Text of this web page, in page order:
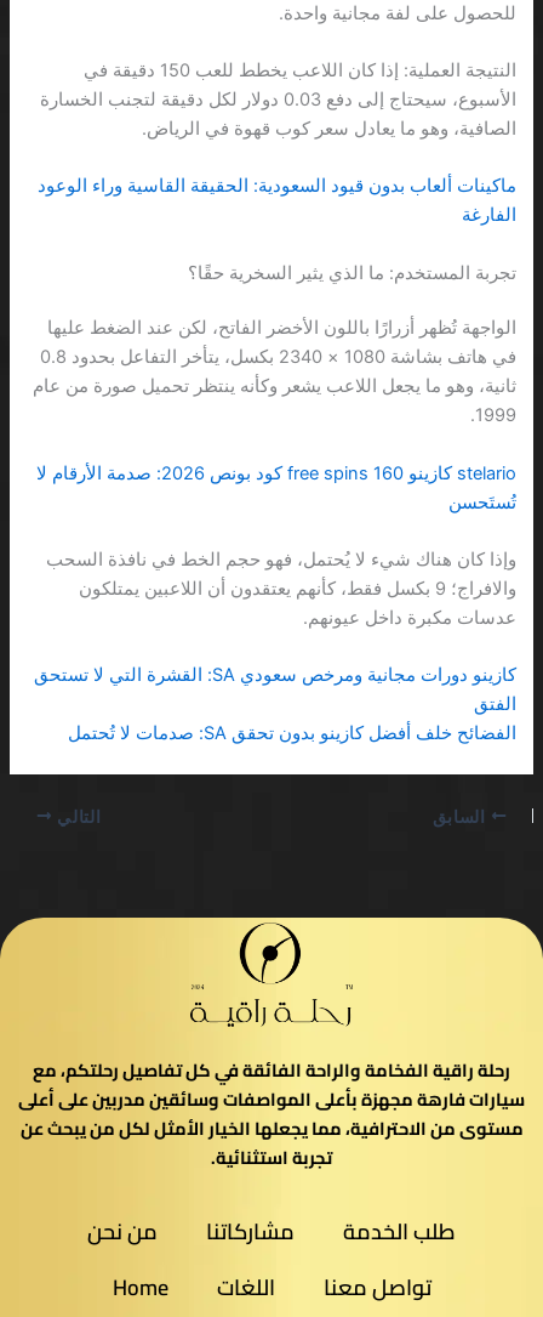
للحصول على لفة مجانية واحدة.
النتيجة العملية: إذا كان اللاعب يخطط للعب 150 دقيقة في
الأسبوع، سيحتاج إلى دفع 0.03 دولار لكل دقيقة لتجنب الخسارة
الصافية، وهو ما يعادل سعر كوب قهوة في الرياض.
ماكينات ألعاب بدون قيود السعودية: الحقيقة القاسية وراء الوعود
الفارغة
تجربة المستخدم: ما الذي يثير السخرية حقًا؟
الواجهة تُظهر أزرارًا باللون الأخضر الفاتح، لكن عند الضغط عليها
في هاتف بشاشة 1080 × 2340 بكسل، يتأخر التفاعل بحدود 0.8
ثانية، وهو ما يجعل اللاعب يشعر وكأنه ينتظر تحميل صورة من عام
1999.
stelario كازينو 160 free spins كود بونص 2026: صدمة الأرقام لا
تُستَحسن
وإذا كان هناك شيء لا يُحتمل، فهو حجم الخط في نافذة السحب
والافراج؛ 9 بكسل فقط، كأنهم يعتقدون أن اللاعبين يمتلكون
عدسات مكبرة داخل عيونهم.
كازينو دورات مجانية ومرخص سعودي SA: القشرة التي لا تستحق
الفتق
الفضائح خلف أفضل كازينو بدون تحقق SA: صدمات لا تُحتمل
السابق التالي
رحلة راقية الفخامة والراحة الفائقة في كل تفاصيل رحلتكم، مع
سيارات فارهة مجهزة بأعلى المواصفات وسائقين مدربين على أعلى
مستوى من الاحترافية، مما يجعلها الخيار الأمثل لكل من يبحث عن
تجربة استثنائية.
طلب الخدمة مشاركاتنا
من نحن
تواصل معنا
اللغات Home